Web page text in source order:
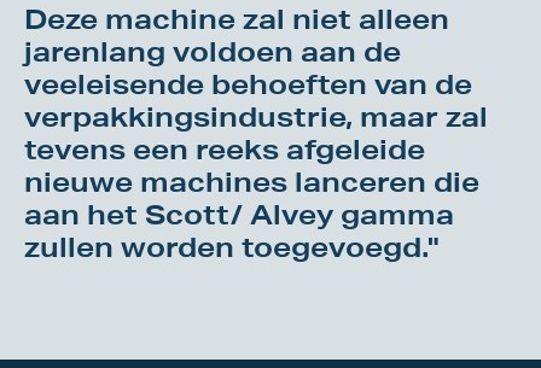
Deze machine zal niet alleen
jarenlang voldoen aan de
veeleisende behoeften van de
verpakkingsindustrie, maar zal
tevens een reeks afgeleide
nieuwe machines lanceren die
aan het Scott/ Alvey gamma
zullen worden toegevoegd."